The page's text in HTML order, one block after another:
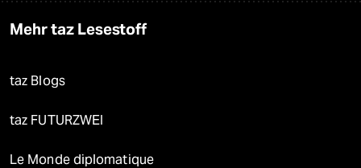
Mehr taz Lesestoff
taz Blogs
taz FUTURZWEI
Le Monde diplomatique